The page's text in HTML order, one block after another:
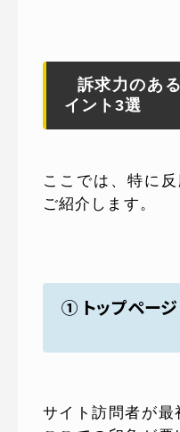
訴求力のあ
イント3選
ここでは、特に
ご紹介します。
① トップページ
サイト訪問者が最